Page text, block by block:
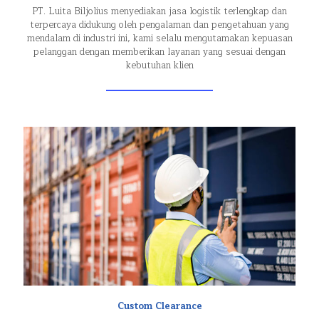
PT. Luita Biljolius menyediakan jasa logistik terlengkap dan
terpercaya didukung oleh pengalaman dan pengetahuan yang
mendalam di industri ini, kami selalu mengutamakan kepuasan
pelanggan dengan memberikan layanan yang sesuai dengan
kebutuhan klien
Custom Clearance